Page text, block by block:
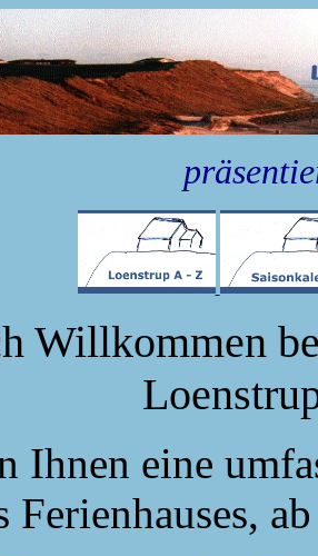
Willkommen
Ihnen eine
Ferienhauses,